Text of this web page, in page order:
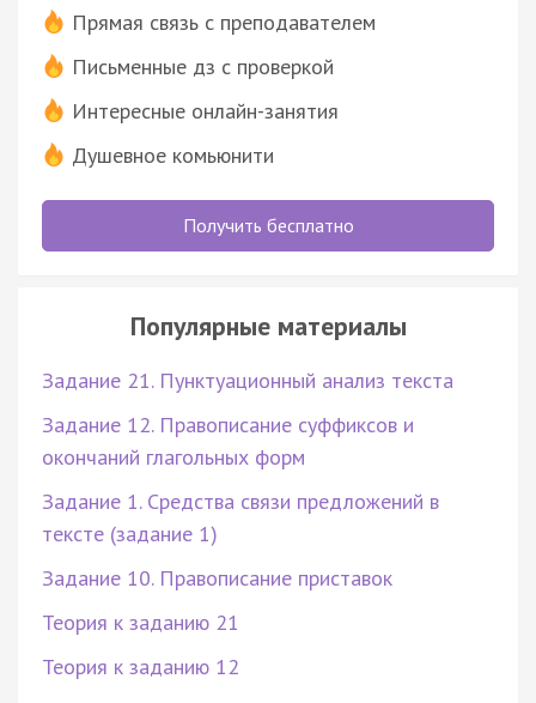
Прямая связь с преподавателем
Письменные дз с проверкой
Интересные онлайн-занятия
Душевное комьюнити
Получить бесплатно
Популярные материалы
Задание 21. Пунктуационный анализ текста
Задание 12. Правописание суффиксов и
окончаний глагольных форм
Задание 1. Средства связи предложений в
тексте (задание 1)
Задание 10. Правописание приставок
Теория к заданию 21
Теория к заданию 12